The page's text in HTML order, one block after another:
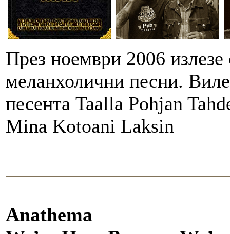
През ноември 2006
меланхолични песни.
песента Taalla Pohjan
Mina Kotoani Laksin
Anathema